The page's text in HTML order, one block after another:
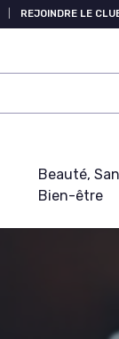
REJOINDRE LE
Beauté,
Bien-être